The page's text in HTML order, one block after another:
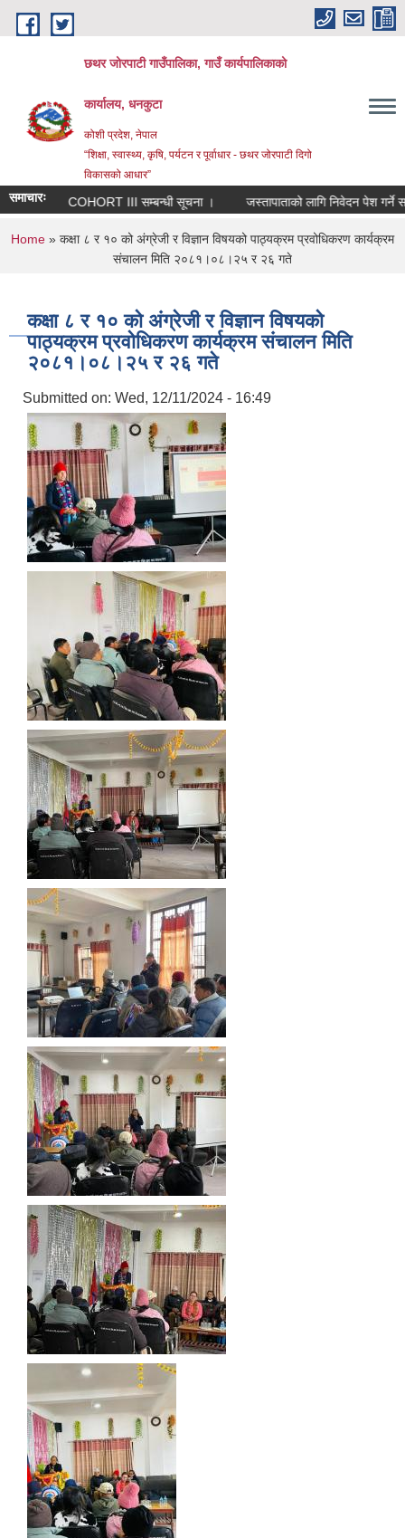
Skip to main content
छथर जोरपाटी गाउँपालिका, गाउँ कार्यपालिकाको
कार्यालय, धनकुटा
कोशी प्रदेश, नेपाल
“शिक्षा, स्वास्थ्य, कृषि, पर्यटन र पूर्वाधार - छथर जोरपाटी दिगो
विकासको आधार”
समाचारः
RIN COHORT III सम्बन्धी सूचना । जस्तापाताको लागि निवेदन पेश गर्ने
You are here
Home » कक्षा ८ र १० को अंग्रेजी र विज्ञान विषयको पाठ्यक्रम प्रवोधिकरण कार्यक्रम
संचालन मिति २०८१।०८।२५ र २६ गते
कक्षा ८ र १० को अंग्रेजी र विज्ञान विषयको
पाठ्यक्रम प्रवोधिकरण कार्यक्रम संचालन मिति
२०८१।०८।२५ र २६ गते
Submitted on: Wed, 12/11/2024 - 16:49